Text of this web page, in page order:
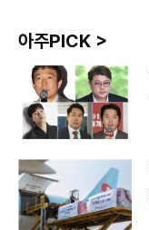
아주PICK >